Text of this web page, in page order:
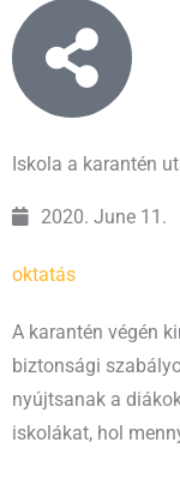
Iskola a karantén
2020. June 11.
oktatás
A karantén végén
biztonsági
nyújtsanak a
iskolákat, hol